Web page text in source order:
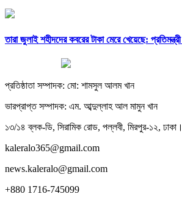
তারা জুলাই শহীদদের কবরের টাকা মেরে খেয়েছে:
প্রতিষ্ঠাতা সম্পাদক: মো: শামসুল আলম খান
ভারপ্রাপ্ত সম্পাদক: এম. আব্দুল্লাহ আল মামুন খান
১৩/১৪ ব্লক-ডি, সিরামিক রোড, পল্লবী, মিরপুর-১২, ঢাকা।
kaleralo365@gmail.com
news.kaleralo@gmail.com
+880 1716-745099